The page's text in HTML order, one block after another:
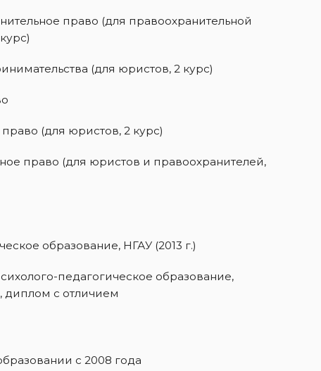
право (для правоохранительной
(для юристов, 2 курс)
(для юристов, 2 курс)
право (для юристов и правоохранителей,
образование, НГАУ (2013 г.)
педагогическое образование,
диплом с отличием
с 2008 года